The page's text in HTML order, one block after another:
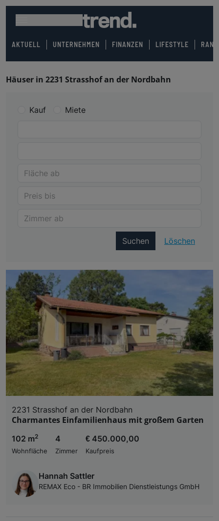
AKTUELL UNTERNEHMEN FINANZEN LIFESTYLE
Häuser in 2231 Strasshof an der Nordbahn
Kauf Miete
Suchen Löschen
2231 Strasshof an der Nordbahn
Charmantes Einfamilienhaus mit großem Garten
102 m2
Wohnfläche
4
Zimmer
€ 450.000,00
Kaufpreis
Hannah Sattler
REMAX Eco - BR Immobilien Dienstleistungs GmbH